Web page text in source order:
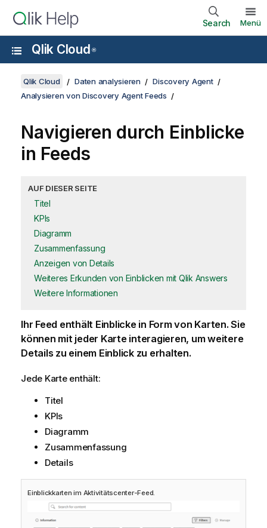
Search Menü
Qlik Cloud ®
Qlik Cloud Daten analysieren
Discovery Agent
Analysieren von Discovery Agent Feeds
Navigieren durch Einblicke
in Feeds
AUF DIESER SEITE
Titel
KPIs
Diagramm
Zusammenfassung
Anzeigen von Details
Weiteres Erkunden von Einblicken mit Qlik Answers
Weitere Informationen
Ihr Feed enthält Einblicke in Form von Karten. Sie
können mit jeder Karte interagieren, um weitere
Details zu einem Einblick zu erhalten.
Jede Karte enthält:
Titel
KPIs
Diagramm
Zusammenfassung
Details
Einblickkarten im Aktivitätscenter-Feed.